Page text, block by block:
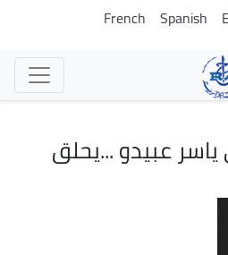
تجاوز
Spanish
French
عبيدو ...يحلق